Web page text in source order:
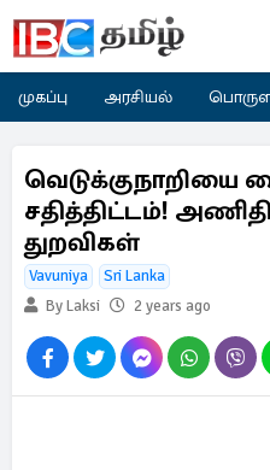
முகப்பு அரசியல்
வெடுக்குநாறியை
சதித்திட்டம்!
துறவிகள்
Vavuniya
Sri Lanka
By Laksi
2 years ago